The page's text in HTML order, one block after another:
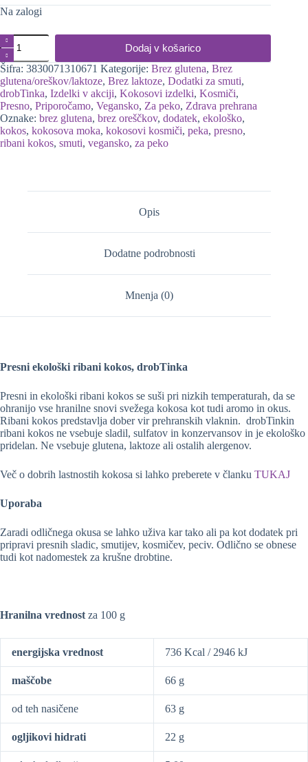
Na zalogi
Ribani
kokos,
presni
ekološki,
drobTinka,
160
g
količina
Dodaj v košarico
Šifra: 3830071310671 Kategorije: Brez glutena, Brez
glutena/oreškov/laktoze, Brez laktoze, Dodatki za smuti,
drobTinka, Izdelki v akciji, Kokosovi izdelki, Kosmiči,
Presno, Priporočamo, Vegansko, Za peko, Zdrava prehrana
Oznake: brez glutena, brez oreščkov, dodatek, ekološko,
kokos, kokosova moka, kokosovi kosmiči, peka, presno,
ribani kokos, smuti, vegansko, za peko
Opis
Dodatne podrobnosti
Mnenja (0)
Presni ekološki ribani kokos, drobTinka
Presni in ekološki ribani kokos se suši pri nizkih temperaturah, da se
ohranijo vse hranilne snovi svežega kokosa kot tudi aromo in okus.
Ribani kokos predstavlja dober vir prehranskih vlaknin. drobTinkin
ribani kokos ne vsebuje sladil, sulfatov in konzervansov in je ekološko
pridelan. Ne vsebuje glutena, laktoze ali ostalih alergenov.
Več o dobrih lastnostih kokosa si lahko preberete v članku TUKAJ
Uporaba
Zaradi odličnega okusa se lahko uživa kar tako ali pa kot dodatek pri
pripravi presnih sladic, smutijev, kosmičev, peciv. Odlično se obnese
tudi kot nadomestek za krušne drobtine.
Hranilna vrednost za 100 g
energijska vrednost 736 Kcal / 2946 kJ
maščobe 66 g
od teh nasičene 63 g
ogljikovi hidrati 22 g